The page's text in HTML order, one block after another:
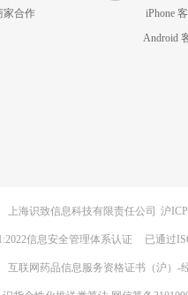
家合作
iPhone
Android
上海识致信息科技有限责任公司 沪
信息安全管理体系认证 已通过
互联网药品信息服务资格证书（沪）-